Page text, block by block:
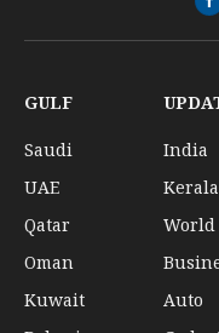
GULF
Saudi
UAE
Qatar
Oman
Kuwait
India
Kerala
World
Auto